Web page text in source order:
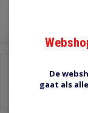
Stel een vraag over
De
gaat als